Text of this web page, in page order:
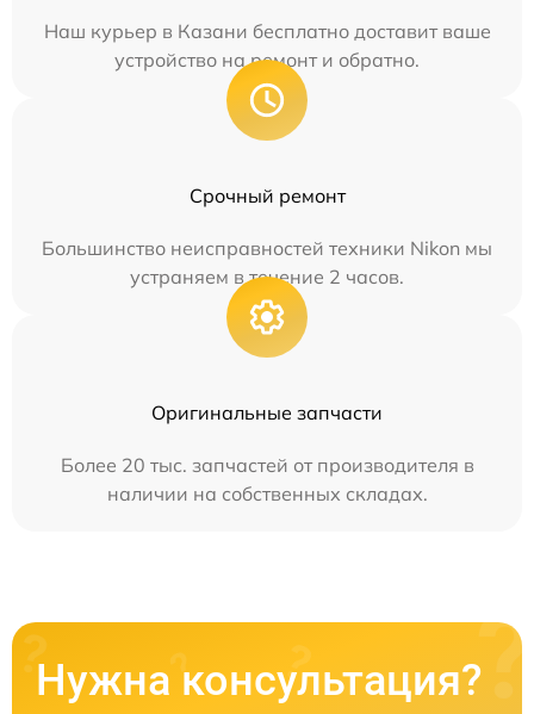
Наш курьер в Казани бесплатно доставит ваше
устройство на ремонт и обратно.
Срочный ремонт
Большинство неисправностей техники Nikon мы
устраняем в течение 2 часов.
Оригинальные запчасти
Более 20 тыс. запчастей от производителя в
наличии на собственных складах.
Нужна консультация?